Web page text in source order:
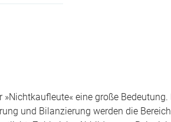
eine große Bedeutung.
und Bilanzierung werden die